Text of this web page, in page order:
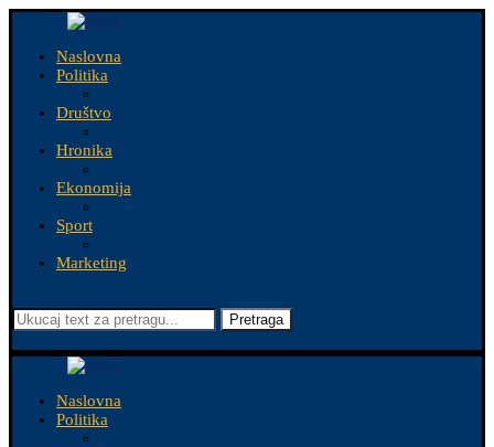
Naslovna
Politika
Društvo
Hronika
Ekonomija
Sport
Marketing
Pretraga
Naslovna
Politika